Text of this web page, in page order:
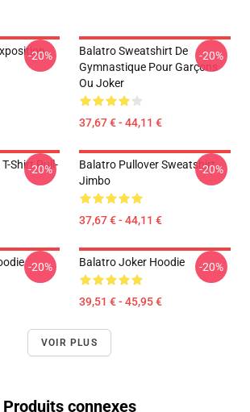
-20%
Balatro Sweatshirt De
Gymnastique Pour Garçons
Ou Joker
37,67 € - 44,11 €
-20%
Shirt Pull-
-20%
Balatro Pullover Sweatshirt
Jimbo
37,67 € - 44,11 €
-20%
-20% Balatro Joker Hoodie
39,51 € - 45,95 €
-20%
VOIR PLUS
Produits connexes